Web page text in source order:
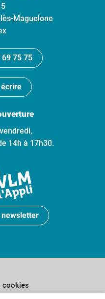
Maguelone
69 75 75
14h à 17h30.
cookies